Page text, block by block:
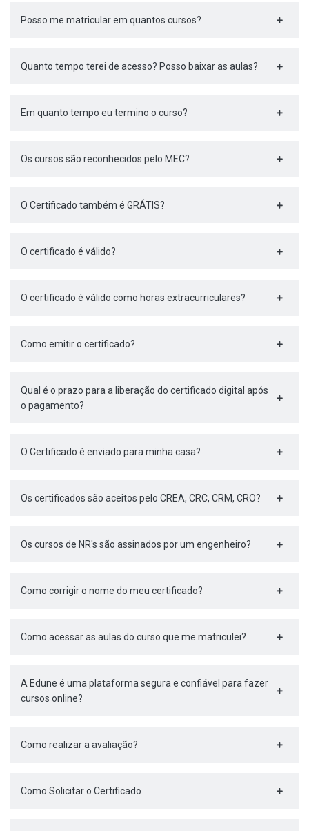
Posso me matricular em quantos cursos?
Quanto tempo terei de acesso? Posso baixar as aulas?
Em quanto tempo eu termino o curso?
Os cursos são reconhecidos pelo MEC?
O Certificado também é GRÁTIS?
O certificado é válido?
O certificado é válido como horas extracurriculares?
Como emitir o certificado?
Qual é o prazo para a liberação do certificado digital após
o pagamento?
O Certificado é enviado para minha casa?
Os certificados são aceitos pelo CREA, CRC, CRM, CRO?
Os cursos de NR's são assinados por um engenheiro?
Como corrigir o nome do meu certificado?
Como acessar as aulas do curso que me matriculei?
A Edune é uma plataforma segura e confiável para fazer
cursos online?
Como realizar a avaliação?
Como Solicitar o Certificado